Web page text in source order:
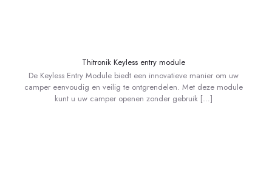
Thitronik Keyless entry module
De Keyless Entry Module biedt een innovatieve manier om uw
camper eenvoudig en veilig te ontgrendelen. Met deze module
kunt u uw camper openen zonder gebruik […]